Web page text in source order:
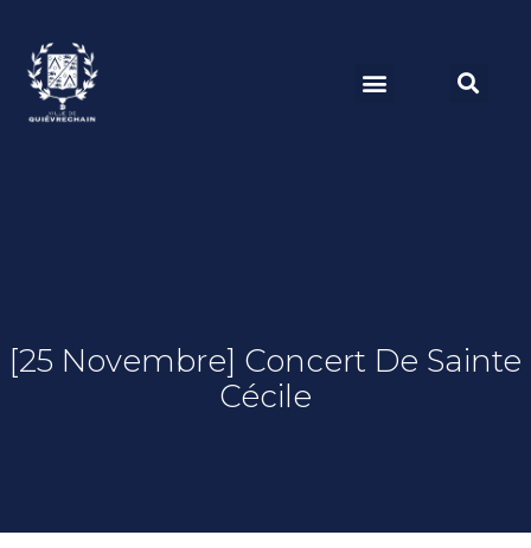
[25 Novembre] Concert De Sainte
Cécile